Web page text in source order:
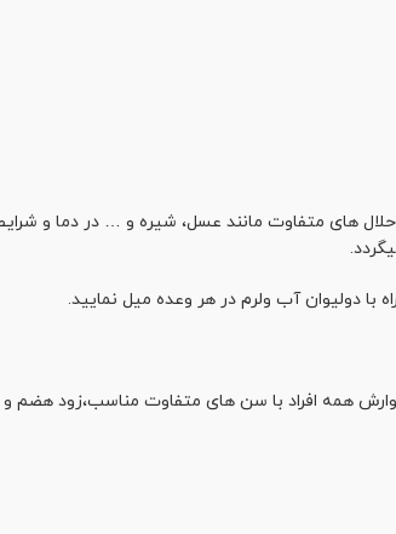
حلال های متفاوت مانند عسل، شیره و … در دما و
همه افراد با سن های متفاوت مناسب،زود هضم